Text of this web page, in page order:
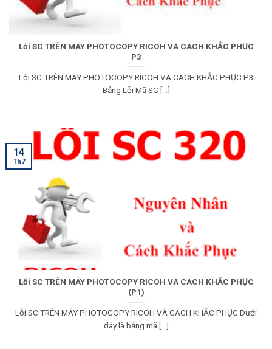
Lỗi SC TRÊN MÁY PHOTOCOPY RICOH VÀ CÁCH KHẮC PHỤC
P3
Lỗi SC TRÊN MÁY PHOTOCOPY RICOH VÀ CÁCH KHẮC PHỤC P3
Bảng Lỗi Mã SC [...]
Lỗi SC TRÊN MÁY PHOTOCOPY RICOH VÀ CÁCH KHẮC PHỤC
(P1)
Lỗi SC TRÊN MÁY PHOTOCOPY RICOH VÀ CÁCH KHẮC PHỤC Dưới
đây là bảng mã [...]
14
Th7